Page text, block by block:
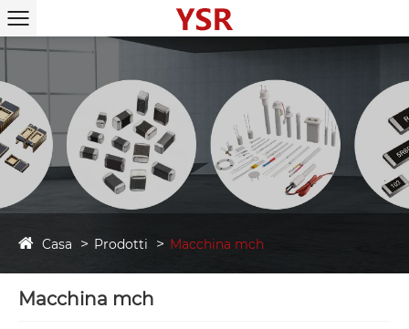
Casa Prodotti Macchina mch
Macchina mch